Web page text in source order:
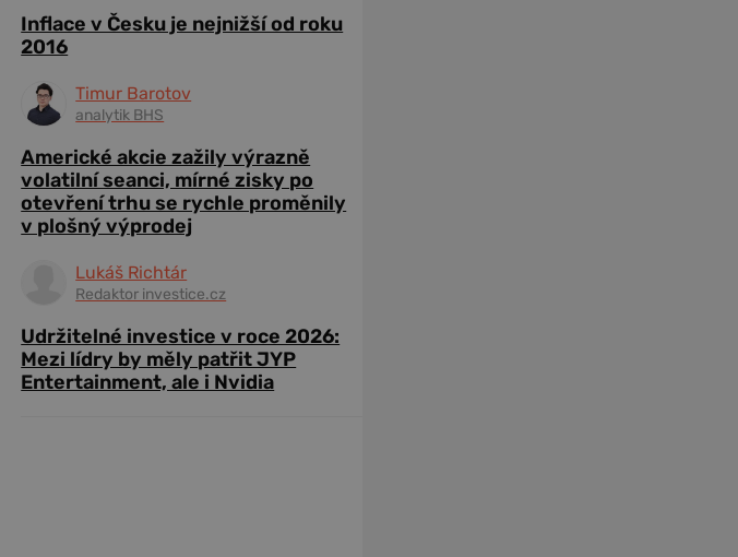
Inflace v Česku je nejnižší od roku
2016
Timur Barotov
analytik BHS
Americké akcie zažily výrazně
volatilní seanci, mírné zisky po
otevření trhu se rychle proměnily
v plošný výprodej
Lukáš Richtár
Redaktor investice.cz
Udržitelné investice v roce 2026:
Mezi lídry by měly patřit JYP
Entertainment, ale i Nvidia